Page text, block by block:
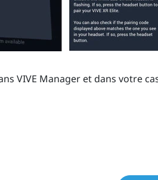
VIVE Manageret dans votre